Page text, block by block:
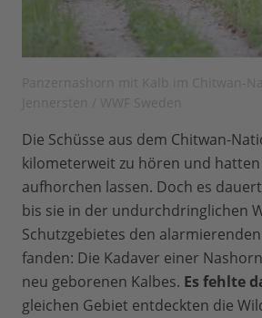
Die Schüsse aus dem Chitwan-
kilometerweit zu hören und
aufhorchen lassen. Doch es
bis sie in der undurchdringlichen
Schutzgebietes den
fanden: Die Kadaver einer
neu geborenen Kalbes. Es fehlte
gleichen Gebiet entdeckten die